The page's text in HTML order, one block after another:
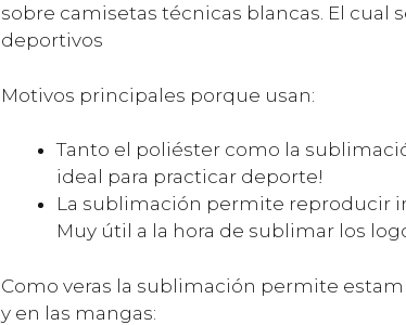
sobre camisetas técnicas blancas. El cual
deportivos
Motivos principales porque usan:
Tanto el poliéster como la
ideal para practicar deporte!
La sublimación permite reproducir
Muy útil a la hora de sublimar los
Como veras la sublimación permite
y en las mangas: